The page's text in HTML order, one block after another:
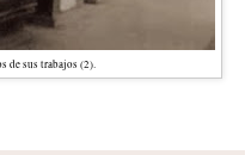
de sus trabajos (2).